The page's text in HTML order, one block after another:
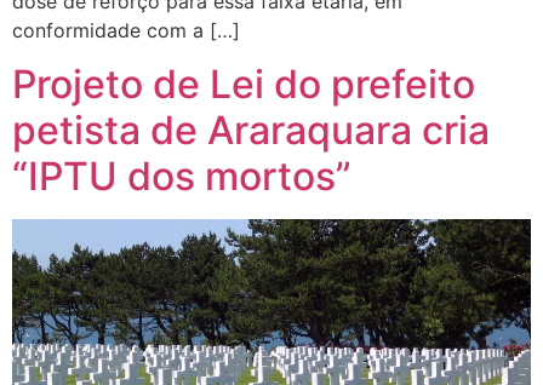
conformidade com a […]
Projeto de Lei do prefeito
petista de Araraquara cria
“IPTU dos mortos”